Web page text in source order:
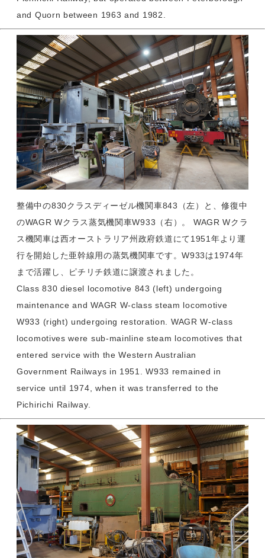
and Quorn between 1963 and 1982.
整備中の830クラスディーゼル機関車843（左）と、修復中
のWAGR Wクラス蒸気機関車W933（右）。 WAGR Wクラ
ス機関車は西オーストラリア州政府鉄道にて1951年より運
行を開始した亜幹線用の蒸気機関車です。W933は1974年
まで活躍し、ピチリチ鉄道に譲渡されました。
Class 830 diesel locomotive 843 (left) undergoing
maintenance and WAGR W-class steam locomotive
W933 (right) undergoing restoration. WAGR W-class
locomotives were sub-mainline steam locomotives that
entered service with the Western Australian
Government Railways in 1951. W933 remained in
service until 1974, when it was transferred to the
Pichirichi Railway.